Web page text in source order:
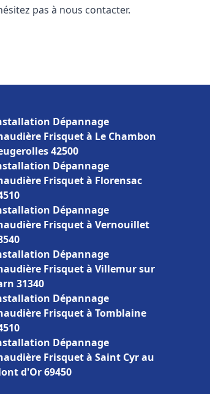
pas à nous contacter.
Dépannage
Frisquet à Le Chambon
42500
Dépannage
Frisquet à Florensac
Dépannage
Frisquet à Vernouillet
Dépannage
Frisquet à Villemur sur
31340
Dépannage
Frisquet à Tomblaine
Dépannage
Frisquet à Saint Cyr au
d'Or 69450